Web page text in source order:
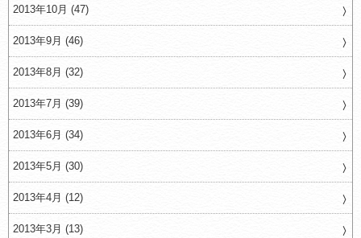
2013年10月 (47)
2013年9月 (46)
2013年8月 (32)
2013年7月 (39)
2013年6月 (34)
2013年5月 (30)
2013年4月 (12)
2013年3月 (13)